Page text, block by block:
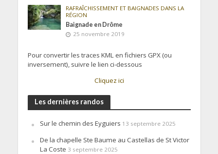
RAFRAÎCHISSEMENT ET BAIGNADES DANS LA
RÉGION
Baignade en Drôme
25 novembre 2019
Pour convertir les traces KML en fichiers GPX (ou
inversement), suivre le lien ci-dessous
Cliquez ici
Les dernières randos
Sur le chemin des Eyguiers 13 septembre 2025
De la chapelle Ste Baume au Castellas de St Victor
La Coste 3 septembre 2025